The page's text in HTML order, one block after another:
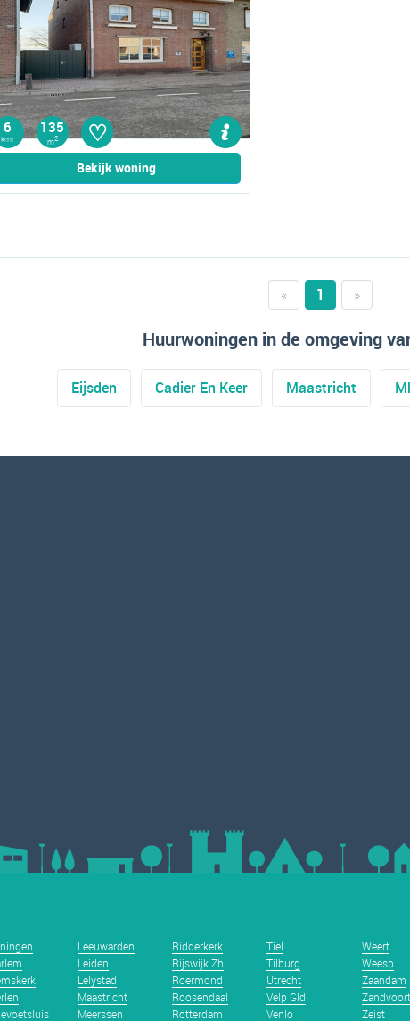
6
kmr
135
m2 ♡
Bekijk woning
« 1 »
Huurwoningen in de omgeving
Eijsden Cadier En Keer Maastricht
Leeuwarden
Leiden
Lelystad
Maastricht
Meerssen
Ridderkerk
Rijswijk Zh
Roermond
Roosendaal
Rotterdam
Tiel
Tilburg
Utrecht
Velp Gld
Venlo
Weert
Weesp
Zaandam
Zandvoort
Zeist